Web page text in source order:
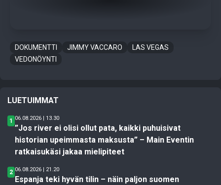
DOKUMENTTI JIMMY VACCARO
LAS VEGAS
VEDONÖYNTI
LUETUIMMAT
1 06.08.2026 | 13.30
”Jos river ei olisi ollut pata, kaikki puhuisivat
historian upeimmasta maksusta” – Main Eventin
ratkaisukäsi jakaa mielipiteet
2 06.08.2026 | 21.20
Espanja teki hyvän tilin – näin paljon suomen